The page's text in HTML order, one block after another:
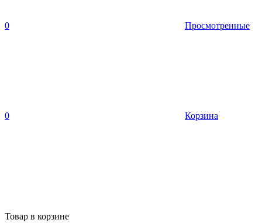
0 Просмотренные
0 Корзина
Товар в корзине